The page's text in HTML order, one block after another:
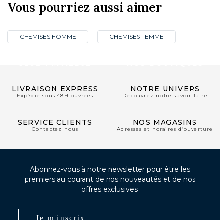
Vous pourriez aussi aimer
CHEMISES HOMME CHEMISES FEMME
LIVRAISON EXPRESS
Expédié sous 48H ouvrées
NOTRE UNIVERS
Découvrez notre savoir-faire
SERVICE CLIENTS
Contactez nous
NOS MAGASINS
Adresses et horaires d’ouverture
Abonnez-vous à notre newsletter pour être les
premiers au courant de nos nouveautés et de nos
offres exclusives.
Je m'inscris